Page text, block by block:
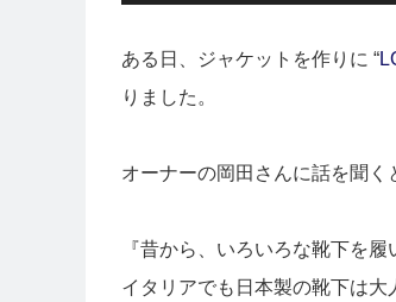
ある日、ジャケットを作りに “
りました。
オーナーの岡田さんに話を聞く
『昔から、いろいろな靴下を
イタリアでも日本製の靴下は大